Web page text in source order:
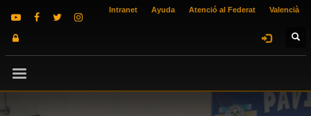
Intranet Ayuda Atenció al Federat Valencià